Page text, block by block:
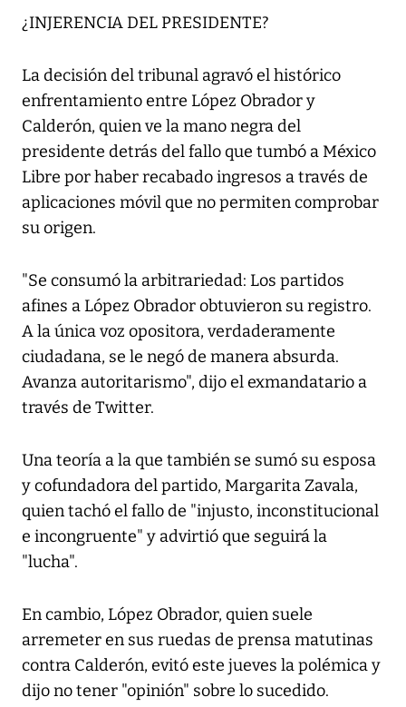
¿INJERENCIA DEL PRESIDENTE?
La decisión del tribunal agravó el histórico
enfrentamiento entre López Obrador y
Calderón, quien ve la mano negra del
presidente detrás del fallo que tumbó a México
Libre por haber recabado ingresos a través de
aplicaciones móvil que no permiten comprobar
su origen.
"Se consumó la arbitrariedad: Los partidos
afines a López Obrador obtuvieron su registro.
A la única voz opositora, verdaderamente
ciudadana, se le negó de manera absurda.
Avanza autoritarismo", dijo el exmandatario a
través de Twitter.
Una teoría a la que también se sumó su esposa
y cofundadora del partido, Margarita Zavala,
quien tachó el fallo de "injusto, inconstitucional
e incongruente" y advirtió que seguirá la
"lucha".
En cambio, López Obrador, quien suele
arremeter en sus ruedas de prensa matutinas
contra Calderón, evitó este jueves la polémica y
dijo no tener "opinión" sobre lo sucedido.